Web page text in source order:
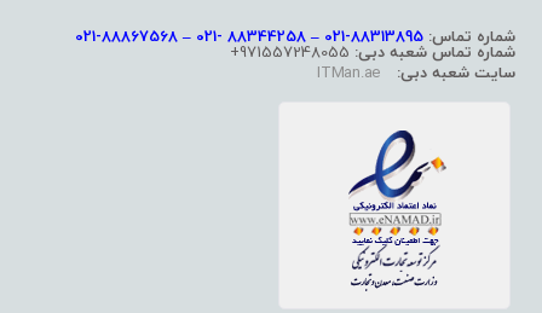
شماره تماس: 88313895-021 – 88344258 -021 – 88867568-021
شماره تماس شعبه دبی:
سایت شعبه دبی: ITMan.ae